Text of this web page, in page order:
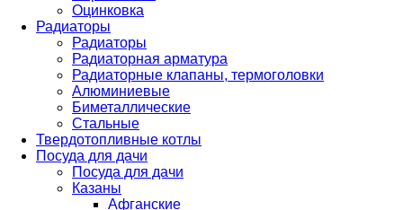
Оцинковка
Радиаторы
Радиаторы
Радиаторная арматура
Радиаторные клапаны, термоголовки
Алюминиевые
Биметаллические
Стальные
Твердотопливные котлы
Посуда для дачи
Посуда для дачи
Казаны
Афганские